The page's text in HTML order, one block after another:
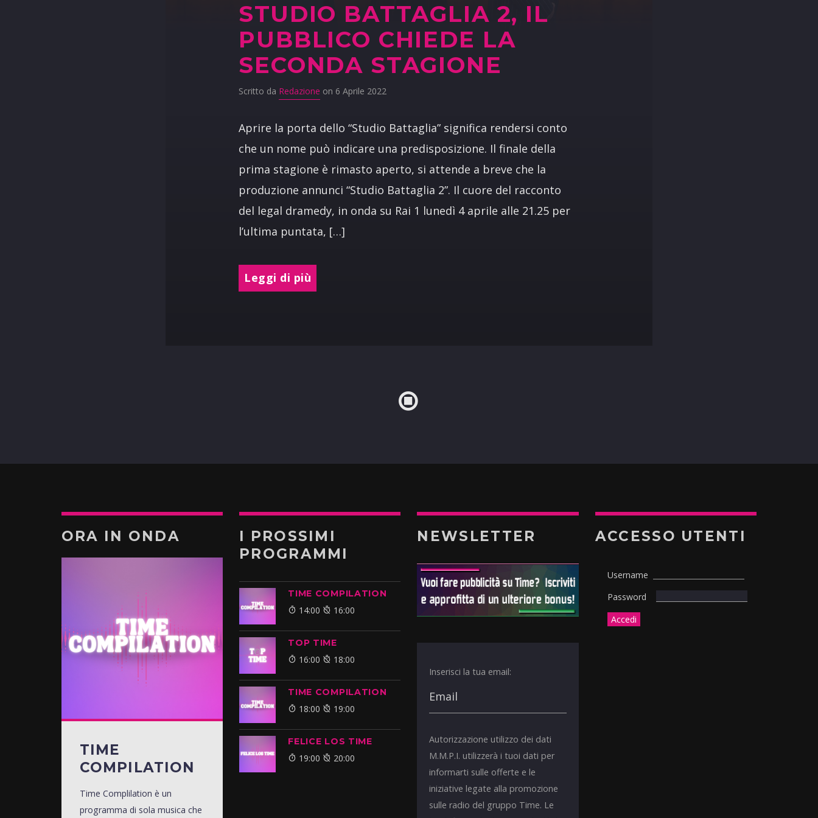
STUDIO BATTAGLIA 2, IL
PUBBLICO CHIEDE LA
SECONDA STAGIONE
Scritto da Redazione on 6 Aprile 2022
Aprire la porta dello “Studio Battaglia” significa rendersi conto
che un nome può indicare una predisposizione. Il finale della
prima stagione è rimasto aperto, si attende a breve che la
produzione annunci “Studio Battaglia 2”. Il cuore del racconto
del legal dramedy, in onda su Rai 1 lunedì 4 aprile alle 21.25 per
l’ultima puntata, […]
Leggi di più
ORA IN ONDA
TIME
COMPILATION
Time Complilation è un
programma di sola musica che
I PROSSIMI
PROGRAMMI
TIME COMPILATION
14:00 16:00
TOP TIME
16:00 18:00
TIME COMPILATION
18:00 19:00
FELICE LOS TIME
19:00 20:00
NEWSLETTER
Inserisci la tua email:
Autorizzazione utilizzo dei dati
M.M.P.I. utilizzerà i tuoi dati per
informarti sulle offerte e le
iniziative legate alla promozione
sulle radio del gruppo Time. Le
ACCESSO UTENTI
Username
Password